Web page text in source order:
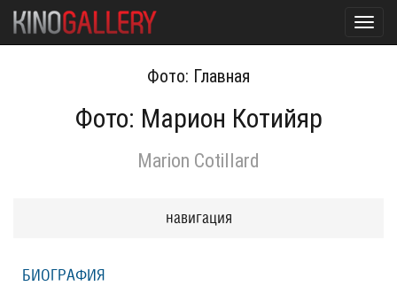
Фото: Главная
Фото: Марион Котийяр
Marion Cotillard
навигация
БИОГРАФИЯ